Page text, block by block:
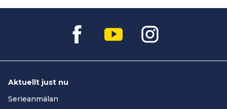
Aktuellt just nu
Serieanmälan